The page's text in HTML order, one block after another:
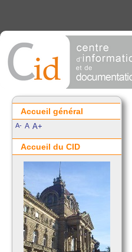
Accueil général
A- A A+
Accueil du CID